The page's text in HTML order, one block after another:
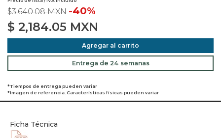
$3,640.08 MXN -40%
$ 2,184.05 MXN
Agregar al carrito
Entrega de 24 semanas
*Tiempos de entrega pueden variar
*Imagen de referencia. Características físicas pueden variar
Ficha Técnica